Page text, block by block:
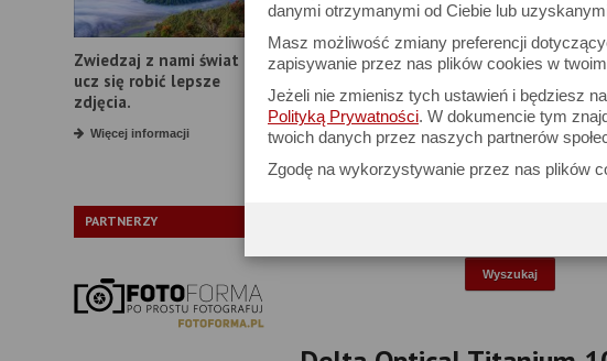
danymi otrzymanymi od Ciebie lub
Masz możliwość zmiany preferencji
zapisywanie przez nas plików cookies w
Jeżeli nie zmienisz tych ustawień i będziesz
Polityką Prywatności. W dokumencie tym
twoich danych przez naszych partnerów
Zgodę na wykorzystywanie przez nas plików
Zwiedzaj z nami świat i
ucz się robić lepsze
zdjęcia.
Więcej informacji
PARTNERZY
Proszę podać interesujące Cię
Producent:
Model:
Średnica obiektywu: